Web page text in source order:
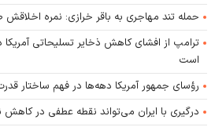
حمله تند مهاجری به باقر خرازی: نمره
ترامپ از افشای کاهش ذخایر تسلیحاتی آمریکا
است
رؤسای جمهور آمریکا دهه‌ها در فهم ساختار قدرت
درگیری با ایران می‌تواند نقطه عطفی در کاهش